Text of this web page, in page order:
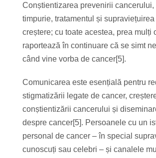
Conștientizarea prevenirii cancerului,
timpurie, tratamentul și supraviețuirea
creștere; cu toate acestea, prea mulți
raportează în continuare că se simt
când vine vorba de cancer[5].
Comunicarea este esențială pentru
stigmatizării legate de cancer,
conștientizării cancerului și
despre cancer[5]. Persoanele cu un
personal de cancer – în special
cunoscuți sau celebri – și canalele